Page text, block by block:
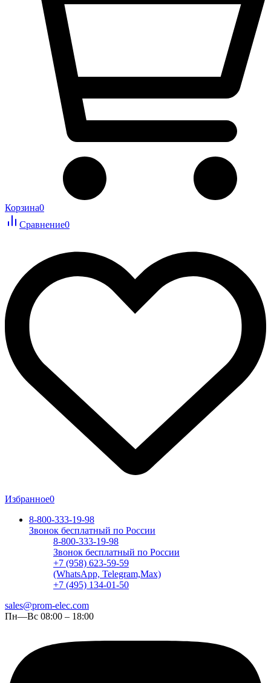
Корзина0
Сравнение0
Избранное0
8-800-333-19-98
Звонок бесплатный по России
8-800-333-19-98
Звонок бесплатный по России
+7 (958) 623-59-59
(WhatsApp, Telegram,Max)
+7 (495) 134-01-50
sales@prom-elec.com
Пн—Вс 08:00 – 18:00